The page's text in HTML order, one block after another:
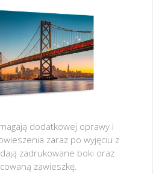
dodatkowej oprawy i
zaraz po wyjęciu z
zadrukowane boki oraz
zawieszkę.